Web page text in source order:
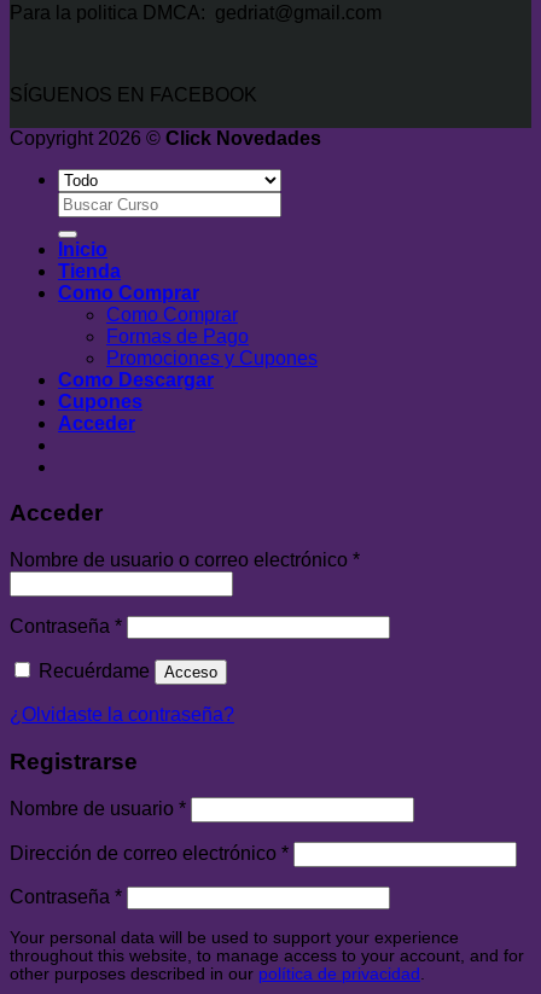
Para la politica DMCA: gedriat@gmail.com
SÍGUENOS EN FACEBOOK
Copyright 2026 © Click Novedades
Buscar
por:
Inicio
Tienda
Como Comprar
Como Comprar
Formas de Pago
Promociones y Cupones
Como Descargar
Cupones
Acceder
Acceder
Nombre de usuario o correo electrónico *
Contraseña *
Recuérdame Acceso
¿Olvidaste la contraseña?
Registrarse
Nombre de usuario *
Dirección de correo electrónico *
Contraseña *
Your personal data will be used to support your experience
throughout this website, to manage access to your account, and for
other purposes described in our política de privacidad .